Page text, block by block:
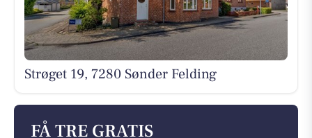
Strøget 19, 7280 Sønder Felding
FÅ TRE GRATIS